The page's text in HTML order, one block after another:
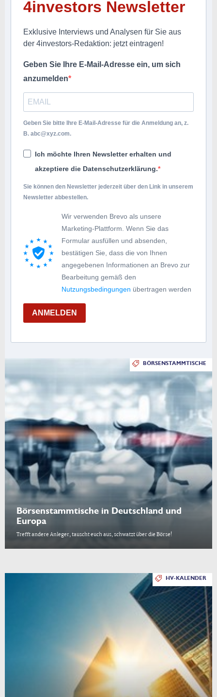
4investors Newsletter
Exklusive Interviews und Analysen für Sie aus
der 4investors-Redaktion: jetzt eintragen!
Geben Sie Ihre E-Mail-Adresse ein, um sich
anzumelden
Geben Sie bitte Ihre E-Mail-Adresse für die Anmeldung an, z.
B. abc@xyz.com.
Ich möchte Ihren Newsletter erhalten und
akzeptiere die Datenschutzerklärung.
Sie können den Newsletter jederzeit über den Link in unserem
Newsletter abbestellen.
Wir verwenden Brevo als unsere
Marketing-Plattform. Wenn Sie das
Formular ausfüllen und absenden,
bestätigen Sie, dass die von Ihnen
angegebenen Informationen an Brevo zur
Bearbeitung gemäß den
Nutzungsbedingungen übertragen werden
ANMELDEN
BÖRSENSTAMMTISCHE
Börsenstammtische in Deutschland und
Europa
Trefft andere Anleger, tauscht euch aus, schwatzt über die Börse!
HV-KALENDER